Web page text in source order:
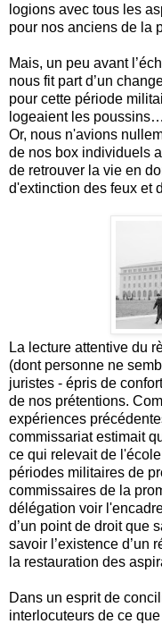
logions avec tous les
pour nos anciens de la
Mais, un peu avant
nous fit part d’un
pour cette période
logeaient les
Or, nous n'avions
de nos box individuels
de retrouver la vie en
d'extinction des feux et
La lecture attentive du
(dont personne ne
juristes - épris de
de nos prétentions.
expériences
commissariat estimait
ce qui relevait de
périodes militaires de
commissaires de la
délégation voir
d’un point de droit que
savoir l’existence d’un
la restauration des
Dans un esprit de
interlocuteurs de ce